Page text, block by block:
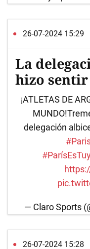
26-07-2024 15:29
La
hizo sentir
¡ATLETAS DE
delegación
— Claro Sports
26-07-2024 15:28